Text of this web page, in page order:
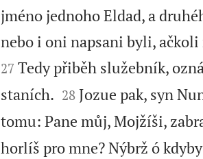
jméno jednoho Eldad, a
nebo i oni napsani byli,
27 Tedy přiběh služebník,
staních.
28 Jozue pak, syn
tomu: Pane můj, Mojžíši,
horlíš pro mne? Nýbrž ó